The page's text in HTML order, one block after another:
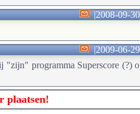
|2008-09-
|2009-06-
programma Superscore (?)
plaatsen!